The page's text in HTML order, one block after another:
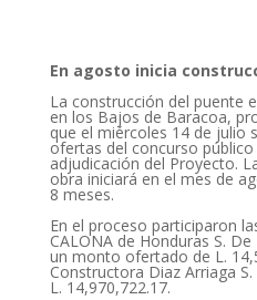
En agosto inicia
La construcción del puente
en los Bajos de Baracoa,
que el miércoles 14 de julio
ofertas del concurso
adjudicación del Proyecto.
obra iniciará en el mes de
8 meses.
En el proceso participaron
CALONA de Honduras S. De
un monto ofertado de L.
Constructora Diaz Arriaga
L. 14,970,722.17.